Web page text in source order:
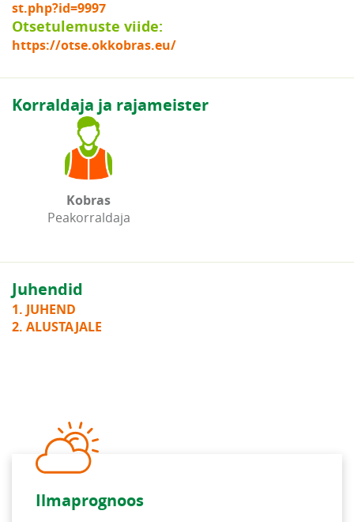
st.php?id=9997
Otsetulemuste viide:
https://otse.okkobras.eu/
Korraldaja ja rajameister
Kobras
Peakorraldaja
Juhendid
1. JUHEND
2. ALUSTAJALE
Ilmaprognoos